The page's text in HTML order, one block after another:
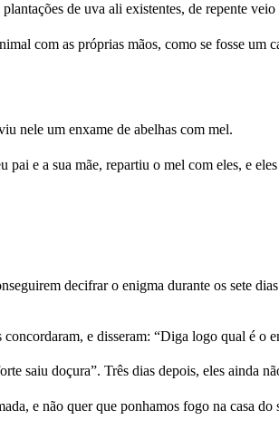
de uva ali existentes, de repente
com as próprias mãos, como se fosse um
nele um enxame de abelhas com mel.
e a sua mãe, repartiu o mel com eles, e
decifrar o enigma durante os sete
e disseram: “Diga logo qual é o
saiu doçura”. Três dias depois, eles ainda
e não quer que ponhamos fogo na casa